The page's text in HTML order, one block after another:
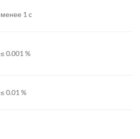
менее 1 с
≤ 0.001 %
≤ 0.01 %